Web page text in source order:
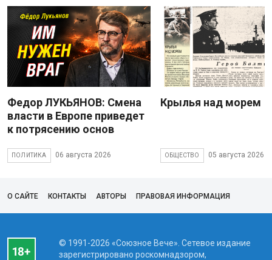
Федор ЛУКЬЯНОВ: Смена
власти в Европе приведет
к потрясению основ
ПОЛИТИКА 06 августа 2026
Крылья над морем
ОБЩЕСТВО 05 августа 2026
О САЙТЕ КОНТАКТЫ АВТОРЫ ПРАВОВАЯ ИНФОРМАЦИЯ
© 1991-2026 «Союзное Вече». Сетевое издание
зарегистрировано роскомнадзором,